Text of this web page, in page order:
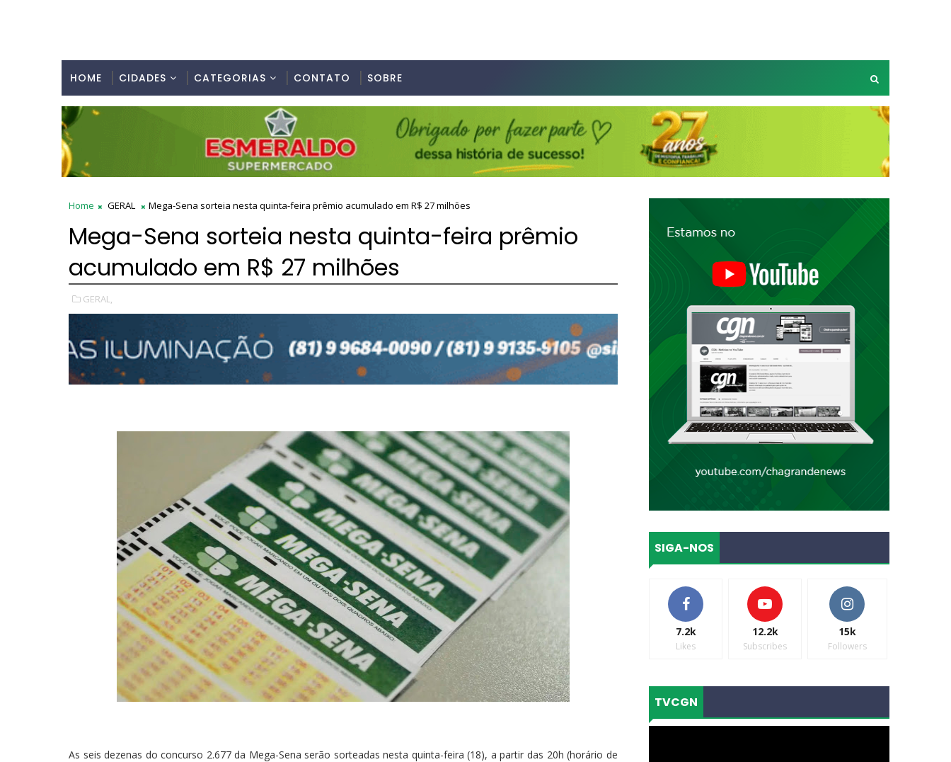
HOME CIDADES CATEGORIAS CONTATO SOBRE
Home GERAL Mega-Sena sorteia nesta quinta-feira prêmio acumulado em R$ 27 milhões
Mega-Sena sorteia nesta quinta-feira prêmio
acumulado em R$ 27 milhões
GERAL,
As seis dezenas do concurso 2.677 da Mega-Sena serão sorteadas nesta quinta-feira (18), a partir das 20h (horário de
SIGA-NOS
7.2k
Likes
12.2k
Subscribes
15k
Followers
TVCGN